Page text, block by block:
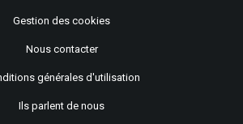
Gestion des cookies
Nous contacter
générales d'utilisation
Ils parlent de nous